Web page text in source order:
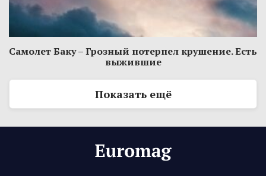
Самолет Баку – Грозный потерпел крушение. Есть
выжившие
Показать ещё